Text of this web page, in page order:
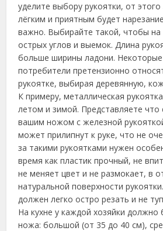
уделите выбору рукоятки, от этого
лёгким и приятным будет
важно. Выбирайте такой, чтобы на
острых углов и выемок. Длина
больше ширины ладони. Некоторые
потребители претензионно
рукоятке, выбирая деревянную,
К примеру, металлическая
летом и зимой. Представляете что
вашим ножом с железной
может прилипнут к руке, что не
за такими рукоятками нужен
время как пластик прочный, не
не меняет цвет и не размокает, в
натуральной поверхности
должен легко остро резать и не
На кухне у каждой хозяйки
ножа: большой (от 35 до 40 см),